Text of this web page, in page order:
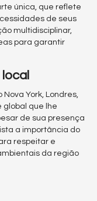
única, que reflete
de seus
multidisciplinar,
para garantir
York, Londres,
global que lhe
de sua presença
a importância do
respeitar e
da região